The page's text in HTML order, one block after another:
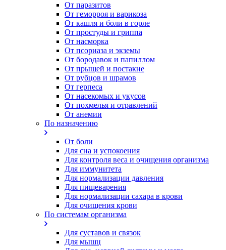
От паразитов
Oт геморроя и варикоза
От кашля и боли в горле
От простуды и гриппа
От насморка
Oт псориаза и экземы
От бородавок и папиллом
От прыщей и постакне
От рубцов и шрамов
От герпеса
От насекомых и укусов
От похмелья и отравлений
От анемии
По назначению
От боли
Для сна и успокоения
Для контроля веса и очищения организма
Для иммунитета
Для нормализации давления
Для пищеварения
Для нормализации сахара в крови
Для очищения крови
По системам организма
Для суставов и связок
Для мышц